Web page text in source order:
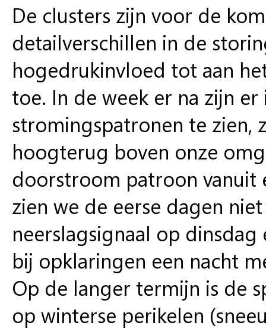
De clusters zijn voor de
detailverschillen in de
hogedrukinvloed tot aan
toe. In de week er na zijn
stromingspatronen te zien,
hoogterug boven onze
doorstroom patroon vanuit
zien we de eerse dagen
neerslagsignaal op
bij opklaringen een nacht
Op de langer termijn is de
op winterse perikelen